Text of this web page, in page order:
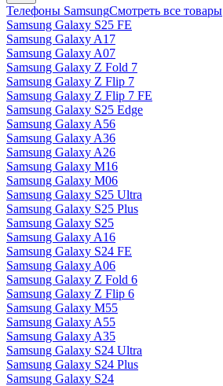
Телефоны SamsungСмотреть все товары
Samsung Galaxy S25 FE
Samsung Galaxy A17
Samsung Galaxy A07
Samsung Galaxy Z Fold 7
Samsung Galaxy Z Flip 7
Samsung Galaxy Z Flip 7 FE
Samsung Galaxy S25 Edge
Samsung Galaxy A56
Samsung Galaxy A36
Samsung Galaxy A26
Samsung Galaxy M16
Samsung Galaxy M06
Samsung Galaxy S25 Ultra
Samsung Galaxy S25 Plus
Samsung Galaxy S25
Samsung Galaxy A16
Samsung Galaxy S24 FE
Samsung Galaxy A06
Samsung Galaxy Z Fold 6
Samsung Galaxy Z Flip 6
Samsung Galaxy M55
Samsung Galaxy A55
Samsung Galaxy A35
Samsung Galaxy S24 Ultra
Samsung Galaxy S24 Plus
Samsung Galaxy S24